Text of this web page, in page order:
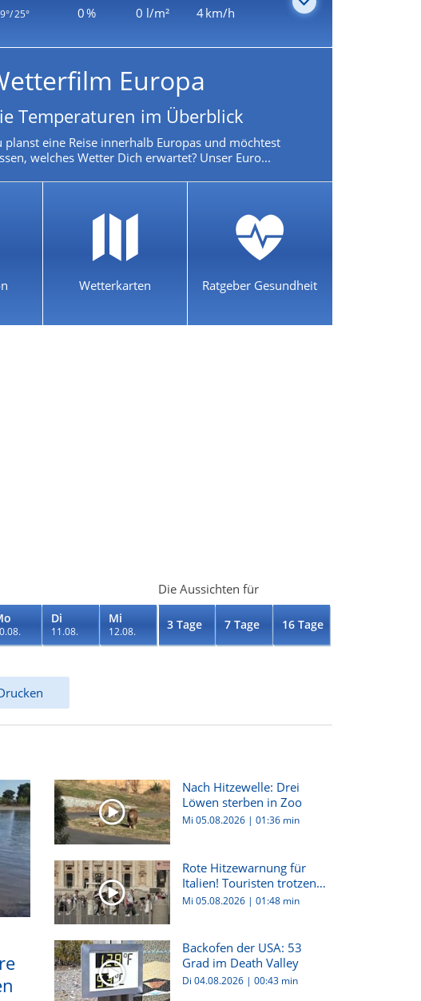
25° 0 % 0 l/m²
4 km/h
Europa
Temperaturen im Überblick
planst eine Reise innerhalb Europas und möchtest
welches Wetter Dich erwartet? Unser Euro...
Wetterkarten Ratgeber Gesundheit
Di
11.08.
Mi
12.08.
Die Aussichten für
3 Tage 7 Tage 16 Tage
Nach Hitzewelle: Drei
Löwen sterben in Zoo
Mi 05.08.2026 |01:36 min
Rote Hitzewarnung für
Italien! Touristen trotzen
h...
Mi 05.08.2026 |01:48 min
Backofen der USA: 53
Grad im Death Valley
Di 04.08.2026 |00:43 min